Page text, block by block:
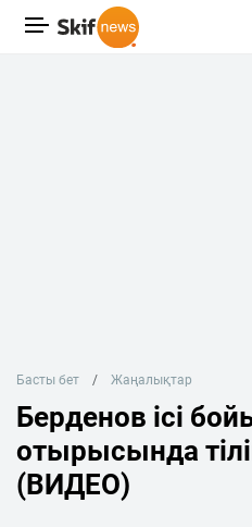
Басты бет Жаңалықтар
Берденов ісі
отырысында
(ВИДЕО)